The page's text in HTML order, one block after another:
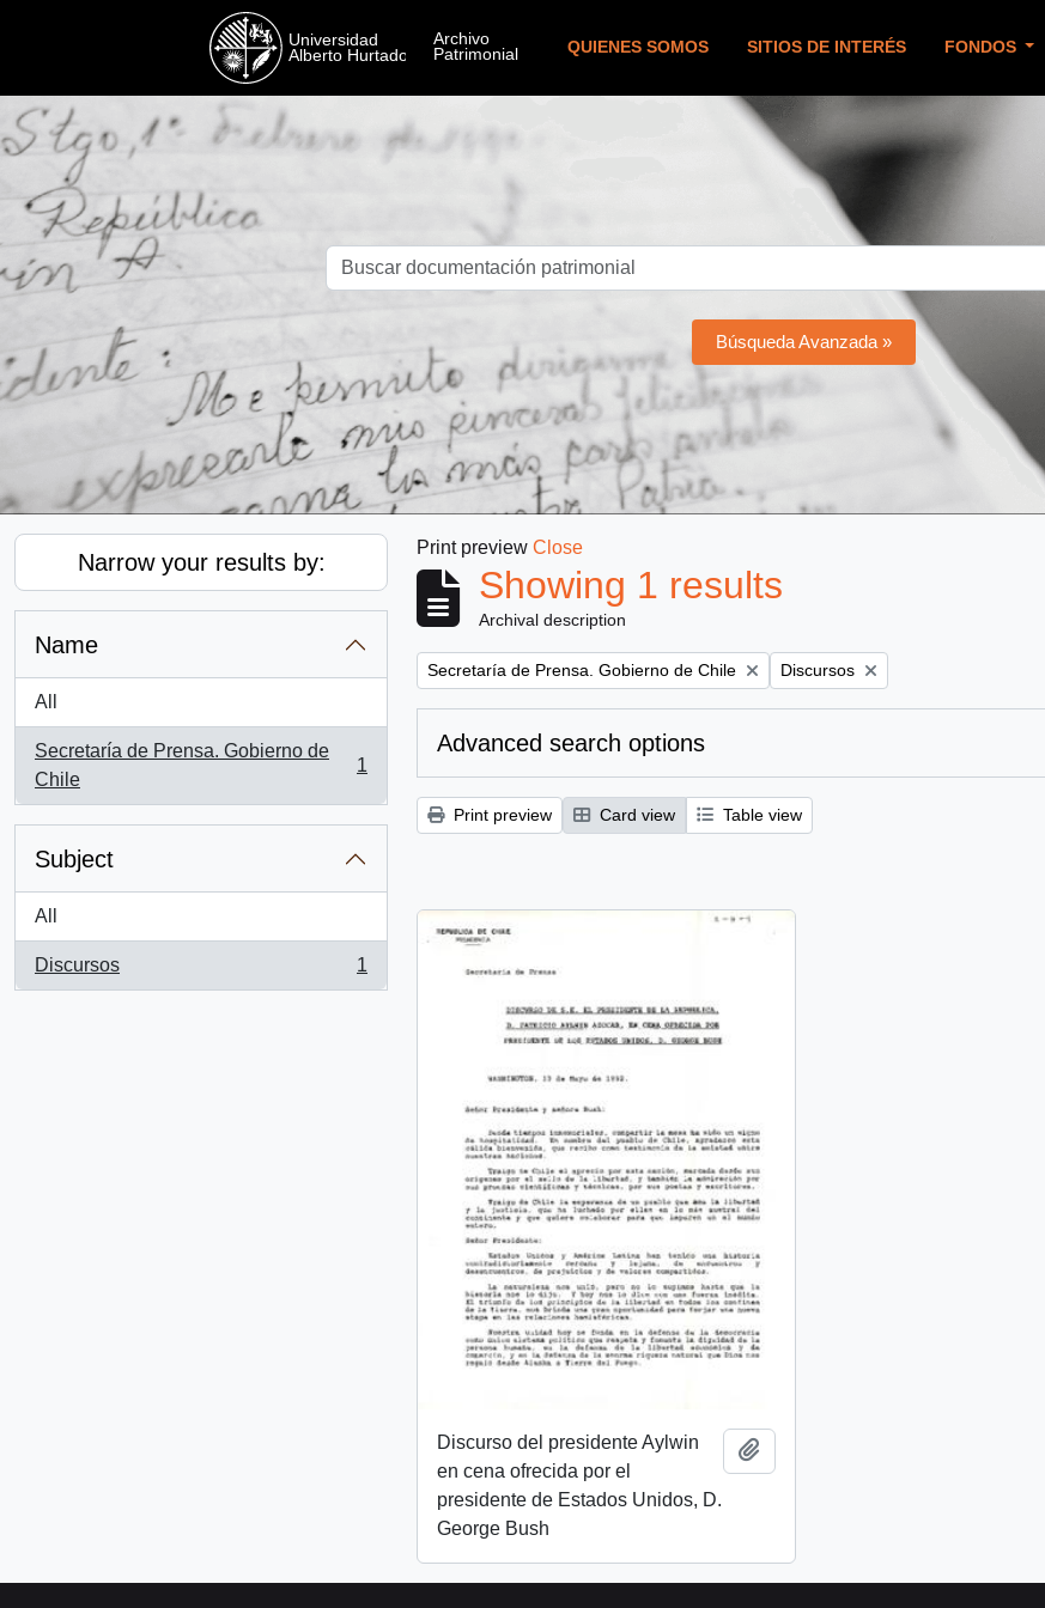
QUIENES SOMOS SITIOS DE INTERÉS FONDOS
Búsqueda Avanzada »
Narrow your results by:
Name
All
Secretaría de Prensa. Gobierno de
Chile
, 1 results
1
Subject
All
Discursos
, 1 results
1
Print preview Close
Showing 1 results
Archival description
Remove filter:
Secretaría de Prensa. Gobierno de Chile Remove filter:
Discursos
Advanced search options
Print preview Card view Table view
Discurso del presidente Aylwin
en cena ofrecida por el
presidente de Estados Unidos, D.
George Bush